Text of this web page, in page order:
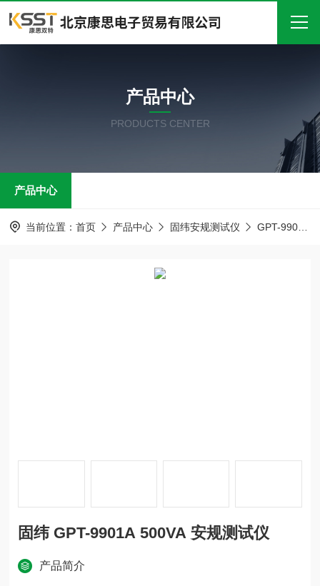
关于我们
产品中心
在线留言
产品中心
PRODUCTS CENTER
产品中心
当前位置： 首页 产品中心 固纬安规测试仪 GPT-9900系列 500VA安规测试仪
固纬 GPT-9901A 500VA 安规测试仪
产品简介